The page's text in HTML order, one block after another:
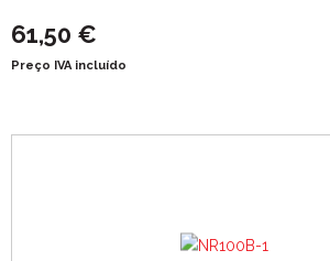
61,50 €
Preço IVA incluído